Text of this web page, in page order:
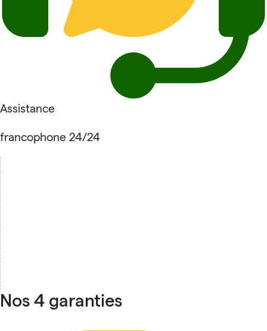
Assistance
francophone 24/24
Nos 4 garanties